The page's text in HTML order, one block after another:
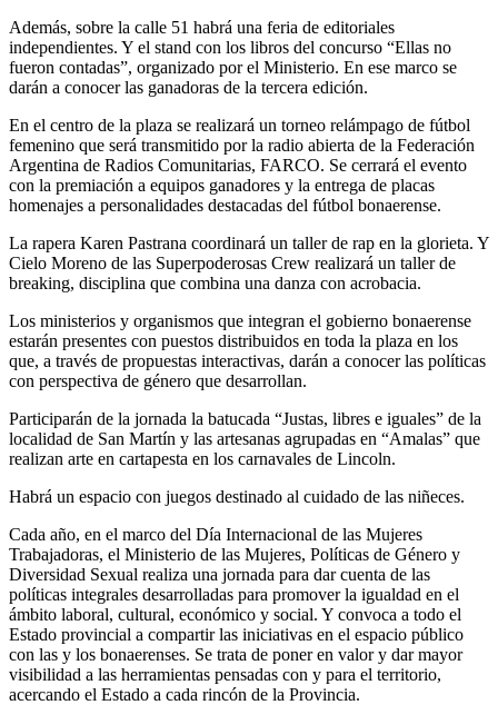
Además, sobre la calle 51 habrá una feria de editoriales
independientes. Y el stand con los libros del concurso “Ellas no
fueron contadas”, organizado por el Ministerio. En ese marco se
darán a conocer las ganadoras de la tercera edición.
En el centro de la plaza se realizará un torneo relámpago de fútbol
femenino que será transmitido por la radio abierta de la Federación
Argentina de Radios Comunitarias, FARCO. Se cerrará el evento
con la premiación a equipos ganadores y la entrega de placas
homenajes a personalidades destacadas del fútbol bonaerense.
La rapera Karen Pastrana coordinará un taller de rap en la glorieta. Y
Cielo Moreno de las Superpoderosas Crew realizará un taller de
breaking, disciplina que combina una danza con acrobacia.
Los ministerios y organismos que integran el gobierno bonaerense
estarán presentes con puestos distribuidos en toda la plaza en los
que, a través de propuestas interactivas, darán a conocer las políticas
con perspectiva de género que desarrollan.
Participarán de la jornada la batucada “Justas, libres e iguales” de la
localidad de San Martín y las artesanas agrupadas en “Amalas” que
realizan arte en cartapesta en los carnavales de Lincoln.
Habrá un espacio con juegos destinado al cuidado de las niñeces.
Cada año, en el marco del Día Internacional de las Mujeres
Trabajadoras, el Ministerio de las Mujeres, Políticas de Género y
Diversidad Sexual realiza una jornada para dar cuenta de las
políticas integrales desarrolladas para promover la igualdad en el
ámbito laboral, cultural, económico y social. Y convoca a todo el
Estado provincial a compartir las iniciativas en el espacio público
con las y los bonaerenses. Se trata de poner en valor y dar mayor
visibilidad a las herramientas pensadas con y para el territorio,
acercando el Estado a cada rincón de la Provincia.